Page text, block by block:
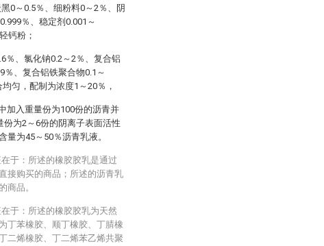
0～0.5％、细粉料0～2％、阴
％、稳定剂0.001～
钙粉；
％、氯化钠0.2～2％、复合铝
、复合铝铁聚合物0.1～
匀，配制为浓度1～20％，
加入重量份为100份的沥青并
为2～6份的阴离子表面活性
为45～50％沥青乳液。
于：所述的橡胶胶乳是通过
接购买的商品；所述的沥青乳
商品。
于：所述的橡胶胶乳为天然
丁苯橡胶、顺丁橡胶、丁腈橡
二烯橡胶、丁二烯苯乙烯共聚